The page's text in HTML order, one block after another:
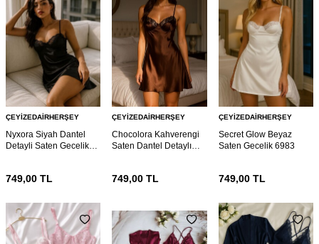
ÇEYIZEDAIRHERŞEY
Nyxora Siyah Dantel
Detayli Saten Gecelik
749,00 TL
ÇEYIZEDAIRHERŞEY
Chocolora Kahverengi
Saten Dantel Detaylı
749,00 TL
ÇEYIZEDAIRHERŞEY
Secret Glow Beyaz
Saten Gecelik 6983
749,00TL